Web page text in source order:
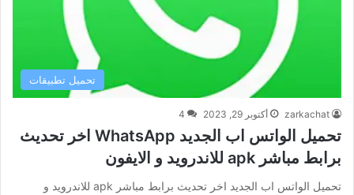
تحميل تطبيقات
zarkachat أكتوبر 29, 2023 4
تحميل الواتس اب الجديد WhatsApp اخر تحديث
برابط مباشر apk للاندرويد و الايفون
تحميل الواتس اب الجديد اخر تحديث برابط مباشر apk للاندرويد و